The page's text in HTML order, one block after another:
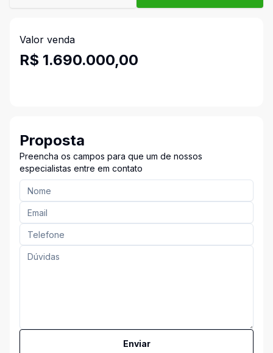
Valor venda
R$ 1.690.000,00
Proposta
Preencha os campos para que um de nossos
especialistas entre em contato
Enviar